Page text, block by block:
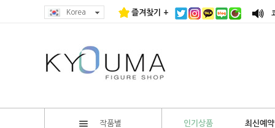
Korea 즐겨찾기 +
작품별 인기상품 최신예약